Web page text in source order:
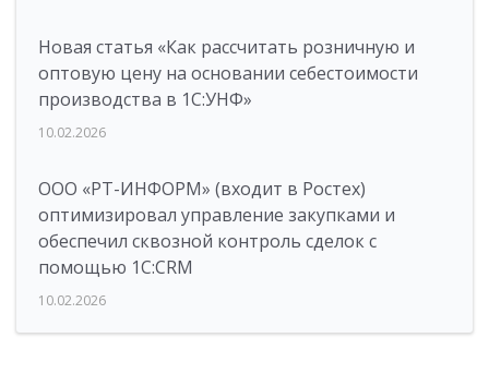
Новая статья «Как рассчитать розничную и
оптовую цену на основании себестоимости
производства в 1С:УНФ»
10.02.2026
ООО «РТ-ИНФОРМ» (входит в Ростех)
оптимизировал управление закупками и
обеспечил сквозной контроль сделок с
помощью 1С:CRM
10.02.2026